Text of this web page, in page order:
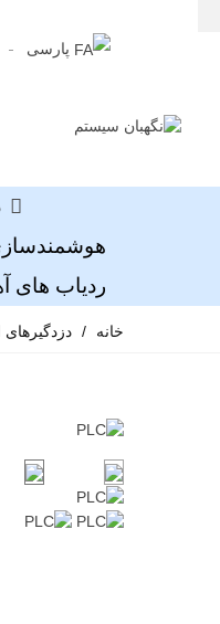
پارسی
ردیاب های
خانه / دزدگیرهای